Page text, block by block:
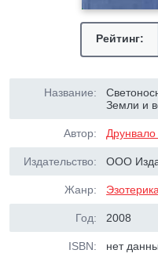
Рейтинг:
Название:
Земли и
Автор:
Издательство: ООО
Жанр: Эзотерика
Год: 2008
ISBN: нет